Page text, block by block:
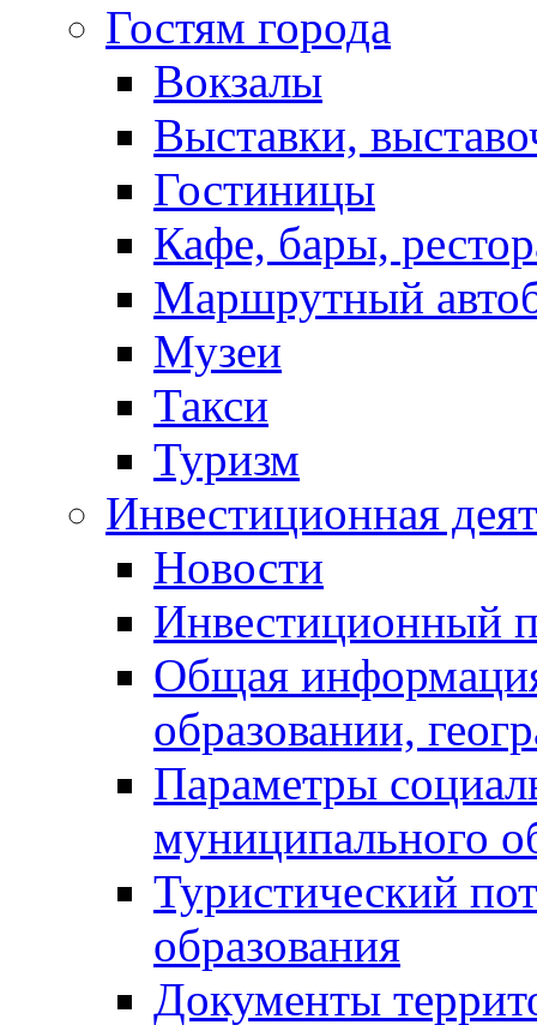
Гостям города
Вокзалы
Выставки,
Гостиницы
Кафе, бары,
Маршрутный
Музеи
Такси
Туризм
Инвестиционная
Новости
Инвестиционный
Общая
образовании,
Параметры
муниципального
Туристический
образования
Документы